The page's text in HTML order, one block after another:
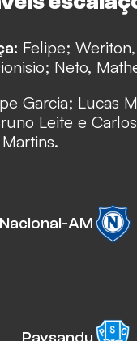
Felipe;
Neto,
Garcia; Lucas
Leite e
Nacional-AM
Paysandu